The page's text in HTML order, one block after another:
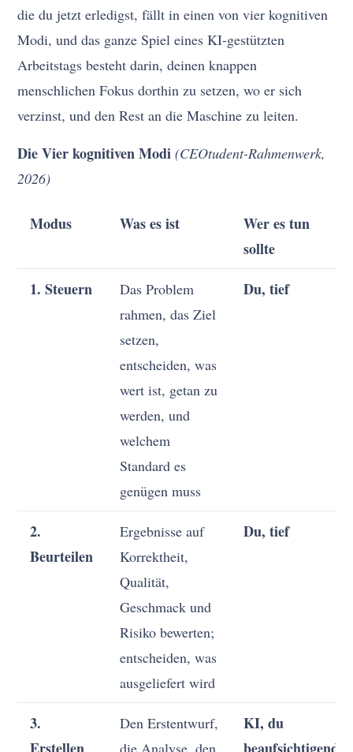
die du jetzt erledigst, fällt in einen von vier kognitiven
Modi, und das ganze Spiel eines KI-gestützten
Arbeitstags besteht darin, deinen knappen
menschlichen Fokus dorthin zu setzen, wo er sich
verzinst, und den Rest an die Maschine zu leiten.
Die Vier kognitiven Modi (CEOtudent-Rahmenwerk,
2026)
Modus Was es ist
Wer es tun
sollte
1. Steuern
Das Problem
rahmen, das Ziel
setzen,
entscheiden, was
wert ist, getan zu
werden, und
welchem
Standard es
genügen muss
Du, tief
2.
Beurteilen
Ergebnisse auf
Korrektheit,
Qualität,
Geschmack und
Risiko bewerten;
entscheiden, was
ausgeliefert wird
Du, tief
3.
Den Erstentwurf,
KI, du